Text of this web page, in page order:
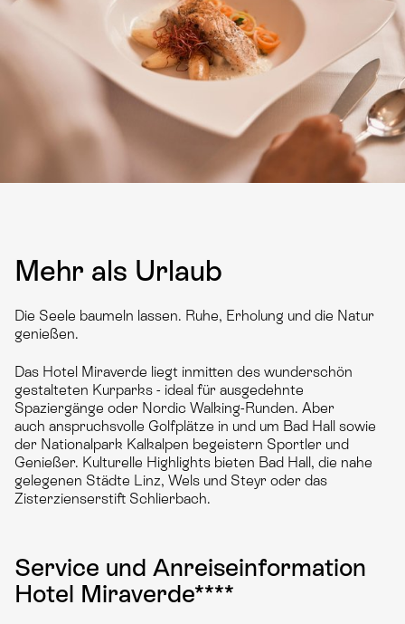
Mehr als Urlaub
Die Seele baumeln lassen. Ruhe, Erholung und die Natur
genießen.
Das Hotel Miraverde liegt inmitten des wunderschön
gestalteten Kurparks - ideal für ausgedehnte
Spaziergänge oder Nordic Walking-Runden. Aber
auch anspruchsvolle Golfplätze in und um Bad Hall sowie
der Nationalpark Kalkalpen begeistern Sportler und
Genießer. Kulturelle Highlights bieten Bad Hall, die nahe
gelegenen Städte Linz, Wels und Steyr oder das
Zisterzienserstift Schlierbach.
Service und Anreiseinformation
Hotel Miraverde****